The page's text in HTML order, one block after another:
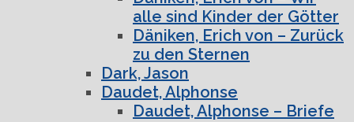
alle sind Kinder der Götter
Däniken, Erich von – Zurück
zu den Sternen
Dark, Jason
Daudet, Alphonse
Daudet, Alphonse – Briefe